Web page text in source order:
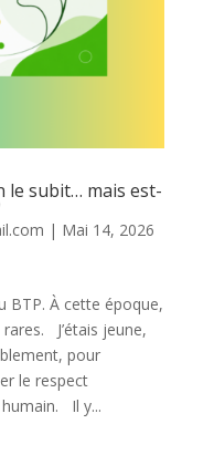
le subit… mais est-
| Mai 14, 2026
BTP. À cette époque,
J’étais jeune,
pour
le respect
Il y...